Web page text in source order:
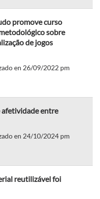
promove curso
sobre
de jogos
en 26/09/2022 pm
entre
en 24/10/2024 pm
reutilizável foi